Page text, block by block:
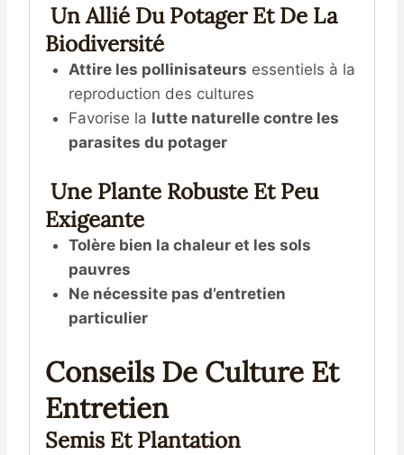
Un Allié Du Potager Et De La
Biodiversité
Attire les pollinisateurs essentiels à la
reproduction des cultures
Favorise la lutte naturelle contre les
parasites du potager
Une Plante Robuste Et Peu
Exigeante
Tolère bien la chaleur et les sols
pauvres
Ne nécessite pas d’entretien
particulier
Conseils De Culture Et
Entretien
Semis Et Plantation